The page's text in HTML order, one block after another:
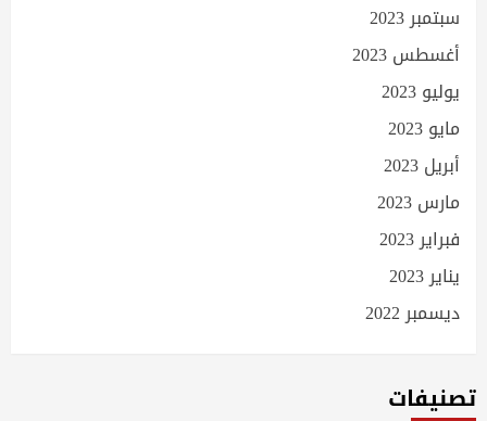
سبتمبر 2023
أغسطس 2023
يوليو 2023
مايو 2023
أبريل 2023
مارس 2023
فبراير 2023
يناير 2023
ديسمبر 2022
تصنيفات